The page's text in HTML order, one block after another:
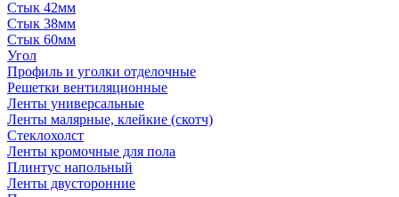
Стык 42мм
Стык 38мм
Стык 60мм
Угол
Профиль и уголки отделочные
Решетки вентиляционные
Ленты универсальные
Ленты малярные, клейкие (скотч)
Стеклохолст
Ленты кромочные для пола
Плинтус напольный
Ленты двусторонние